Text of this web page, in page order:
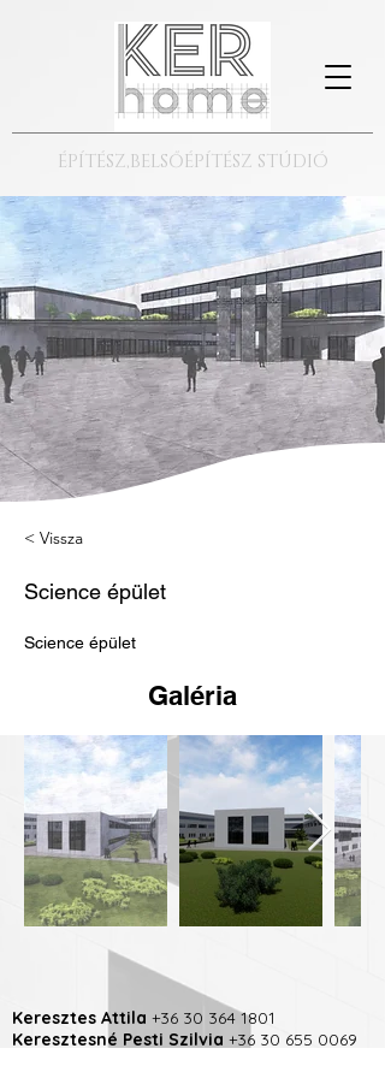
ÉPÍTÉSZ,BELSŐÉPÍTÉSZ STÚDIÓ
< Vissza
Science épület
Science épület
Galéria
Keresztes Attila +36 30 364 1801
Keresztesné Pesti Szilvia +36 30 655 0069